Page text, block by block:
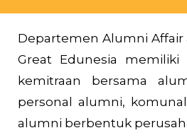
Departemen Alumni
Great Edunesia memiliki
kemitraan bersama
personal alumni,
alumni berbentuk